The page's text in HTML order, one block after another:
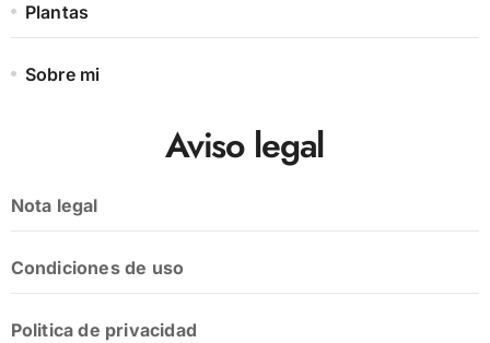
Plantas
Sobre mi
Aviso legal
Nota legal
Condiciones de uso
Politica de privacidad